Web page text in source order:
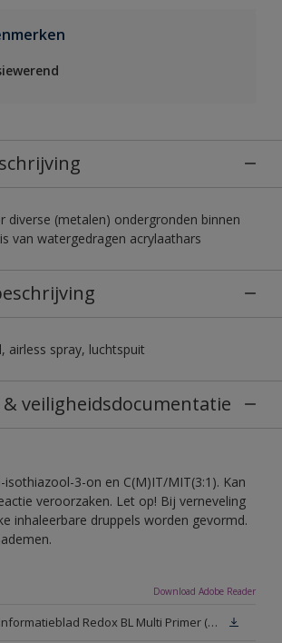
diverse (metalen) ondergronden binnen
van watergedragen acrylaathars
airless spray, luchtspuit
& veiligheidsdocumentatie
isothiazool-3-on en C(M)IT/MIT(3:1). Kan
veroorzaken. Let op! Bij verneveling
inhaleerbare druppels worden gevormd.
Download Adobe Reader
Technisch Informatieblad Redox BL Multi Primer (PDF)